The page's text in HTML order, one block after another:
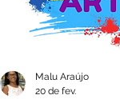
Malu Araújo
20 de fev.